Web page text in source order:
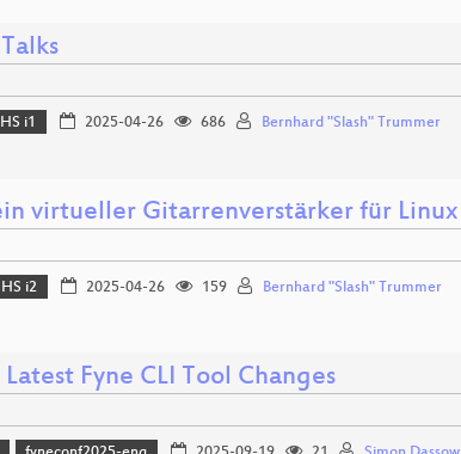
HS i1 2025-04-26 686 Bernhard "Slash" Trummer
virtueller Gitarrenverstärker für Linux
HS i2 2025-04-26 159 Bernhard "Slash" Trummer
Fyne CLI Tool Changes